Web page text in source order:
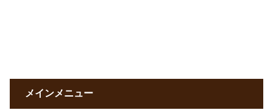
メインメニュー